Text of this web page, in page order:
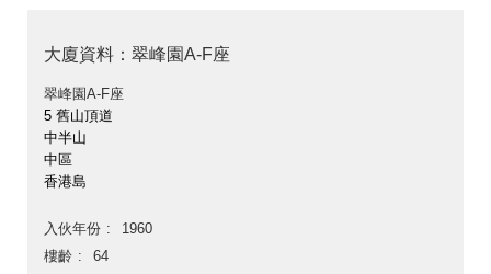
大廈資料：翠峰園A-F座
翠峰園A-F座
5 舊山頂道
中半山
中區
香港島
入伙年份
1960
樓齡
64